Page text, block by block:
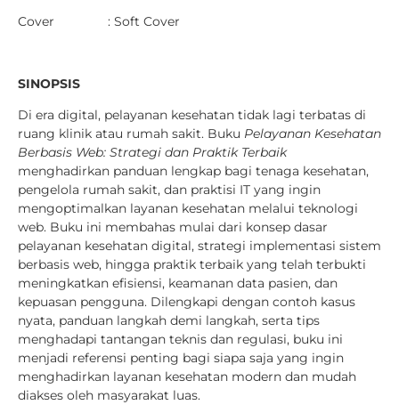
Cover : Soft Cover
SINOPSIS
Di era digital, pelayanan kesehatan tidak lagi terbatas di
ruang klinik atau rumah sakit. Buku Pelayanan Kesehatan
Berbasis Web: Strategi dan Praktik Terbaik
menghadirkan panduan lengkap bagi tenaga kesehatan,
pengelola rumah sakit, dan praktisi IT yang ingin
mengoptimalkan layanan kesehatan melalui teknologi
web. Buku ini membahas mulai dari konsep dasar
pelayanan kesehatan digital, strategi implementasi sistem
berbasis web, hingga praktik terbaik yang telah terbukti
meningkatkan efisiensi, keamanan data pasien, dan
kepuasan pengguna. Dilengkapi dengan contoh kasus
nyata, panduan langkah demi langkah, serta tips
menghadapi tantangan teknis dan regulasi, buku ini
menjadi referensi penting bagi siapa saja yang ingin
menghadirkan layanan kesehatan modern dan mudah
diakses oleh masyarakat luas.